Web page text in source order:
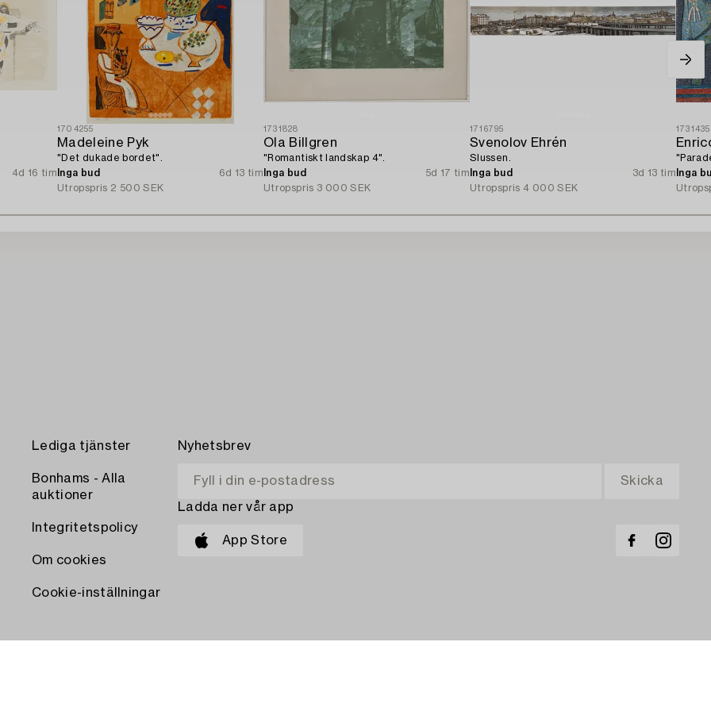
4d 16 tim
1704255
Madeleine Pyk
"Det dukade bordet".
Inga bud
6d 13 tim
Utropspris 2 500 SEK
1731828
Ola Billgren
"Romantiskt landskap 4".
Inga bud
5d 17 tim
Utropspris 3 000 SEK
1716795
Svenolov Ehrén
Slussen.
Inga bud
3d 13 tim
Utropspris 4 000 SEK
1731435
Inga
Lediga tjänster
Bonhams - Alla
auktioner
Integritetspolicy
Om cookies
Cookie-inställningar
Nyhetsbrev
Ladda ner vår app
App Store